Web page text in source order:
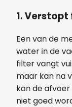
1.
Een van de
water in de
filter vangt
maar kan na
kan de
niet goed